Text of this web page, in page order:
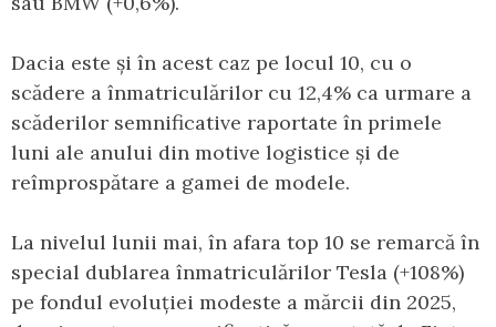
Dacia este și în acest caz pe locul 10, cu o
scădere a înmatriculărilor cu 12,4% ca urmare a
scăderilor semnificative raportate în primele
luni ale anului din motive logistice și de
reîmprospătare a gamei de modele.
La nivelul lunii mai, în afara top 10 se remarcă în
special dublarea înmatriculărilor Tesla (+108%)
pe fondul evoluției modeste a mărcii din 2025,